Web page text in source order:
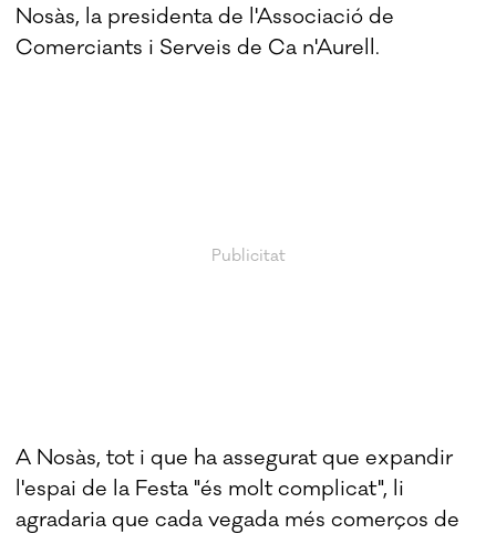
Nosàs, la presidenta de l'Associació de
Comerciants i Serveis de Ca n'Aurell.
A Nosàs, tot i que ha assegurat que expandir
l'espai de la Festa "és molt complicat", li
agradaria que cada vegada més comerços de